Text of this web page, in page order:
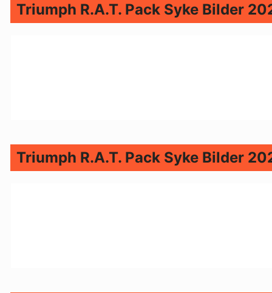
Triumph R.A.T. Pack Syke Bilder
Triumph R.A.T. Pack Syke Bilder